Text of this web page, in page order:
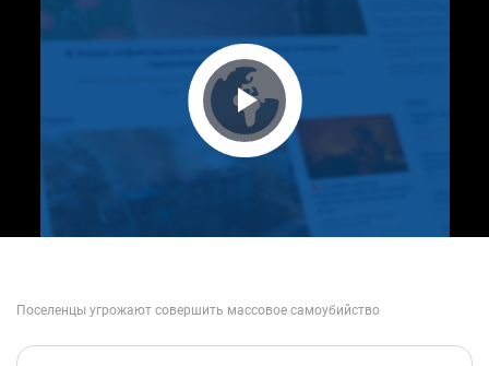
Play Video